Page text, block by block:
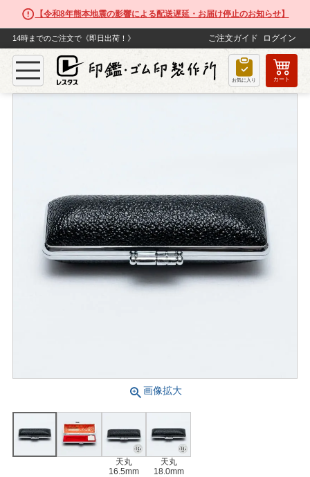
【令和8年熊本地震の影響による配送遅延・お届け停止のお知らせ】
14時までのご注文で《即日出荷！》 ご注文ガイド ログイン
お気に入り カート
TOP 関連商品 高級牛革印ケース 天丸用【ブラック銀縁】
画像拡大
天丸
16.5mm
天丸
18.0mm